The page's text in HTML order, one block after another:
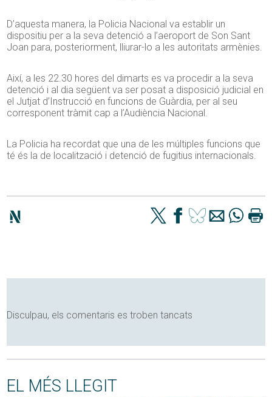
D’aquesta manera, la Policia Nacional va establir un
dispositiu per a la seva detenció a l’aeroport de Son Sant
Joan para, posteriorment, lliurar-lo a les autoritats armènies.
Així, a les 22.30 hores del dimarts es va procedir a la seva
detenció i al dia següent va ser posat a disposició judicial en
el Jutjat d’Instrucció en funcions de Guàrdia, per al seu
corresponent tràmit cap a l’Audiència Nacional.
La Policia ha recordat que una de les múltiples funcions que
té és la de localització i detenció de fugitius internacionals.
Disculpau, els comentaris es troben tancats
EL MÉS LLEGIT